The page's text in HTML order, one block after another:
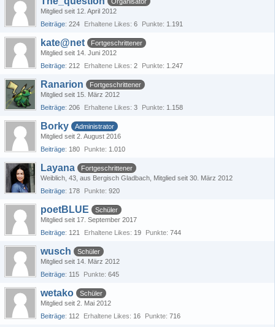
Mitglied seit 12. April 2012
Beiträge 224 Erhaltene Likes 6 Punkte 1.191
kate@net
Fortgeschrittener
Mitglied seit 14. Juni 2012
Beiträge 212 Erhaltene Likes 2 Punkte 1.247
Ranarion
Fortgeschrittener
Mitglied seit 15. März 2012
Beiträge 206 Erhaltene Likes 3 Punkte 1.158
Borky
Administrator
Mitglied seit 2. August 2016
Beiträge 180 Punkte 1.010
Layana
Fortgeschrittener
Weiblich 43 aus Bergisch Gladbach Mitglied seit 30. März 2012
Beiträge 178 Punkte 920
poetBLUE
Schüler
Mitglied seit 17. September 2017
Beiträge 121 Erhaltene Likes 19 Punkte 744
wusch
Schüler
Mitglied seit 14. März 2012
Beiträge 115 Punkte 645
wetako
Schüler
Mitglied seit 2. Mai 2012
Beiträge 112 Erhaltene Likes 16 Punkte 716